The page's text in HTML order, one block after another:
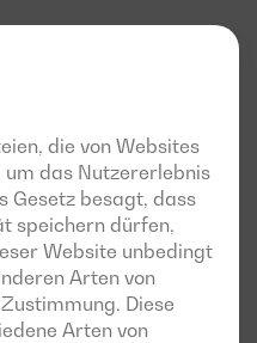
die von Websites
das Nutzererlebnis
Gesetz besagt, dass
speichern dürfen,
Website unbedingt
Arten von
Diese
Arten von
und
und
über diesen
gehalten zu werden